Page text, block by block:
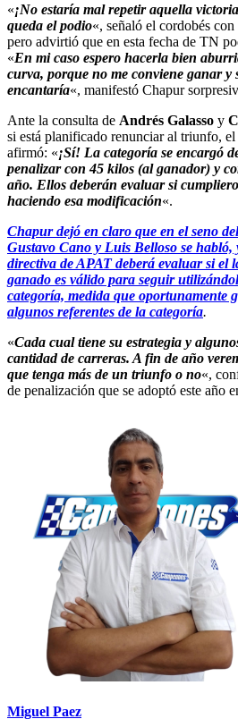
«¡No estaría mal repetir aquella
queda el podio«, señaló el cordobés
pero advirtió que en esta fecha de TN
«En mi caso espero hacerla bien
curva, porque no me conviene ganar y
encantaría«, manifestó Chapur
Ante la consulta de Andrés Galasso y
si está planificado renunciar al triunfo,
afirmó: «¡Sí! La categoría se encargó
penalizar con 45 kilos (al ganador) y
año. Ellos deberán evaluar si
haciendo esa modificación«.
Chapur dejó en claro que en el seno
Gustavo Cano y Luis Belloso se habló,
directiva de APAT deberá evaluar si el
ganado es válido para seguir
categoría, medida que oportunamente
algunos referentes de la categoría.
«Cada cual tiene su estrategia y
cantidad de carreras. A fin de año
que tenga más de un triunfo o no«,
de penalización que se adoptó este año
Miguel Paez